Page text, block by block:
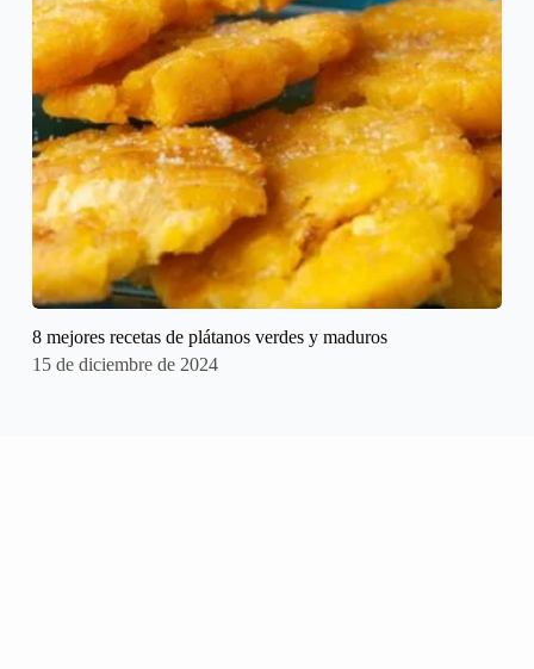
8 mejores recetas de plátanos verdes y maduros
15 de diciembre de 2024